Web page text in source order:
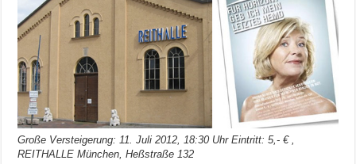
Große Versteigerung: 11. Juli 2012, 18:30 Uhr Eintritt: 5,- € ,
REITHALLE München, Heßstraße 132